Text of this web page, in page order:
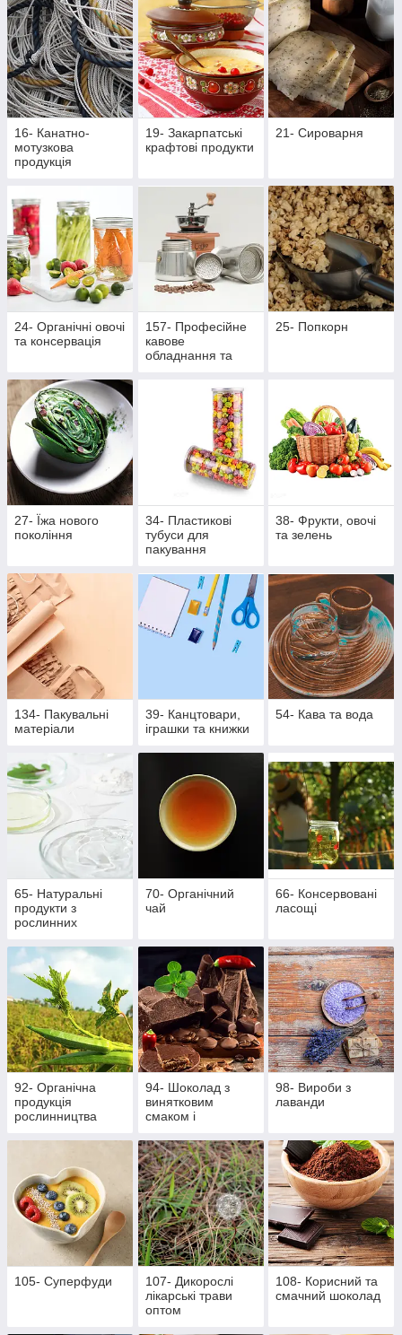
16- Канатно-
мотузкова
продукція
19- Закарпатські
крафтові продукти
21- Сироварня
24- Органічні овочі
та консервація
157- Професійне
кавове
обладнання та
25- Попкорн
27- Їжа нового
покоління
34- Пластикові
тубуси для
пакування
38- Фрукти, овочі
та зелень
134- Пакувальні
матеріали
39- Канцтовари,
іграшки та книжки
54- Кава та вода
65- Натуральні
продукти з
рослинних
70- Органічний
чай
66- Консервовані
ласощі
92- Органічна
продукція
рослинництва
94- Шоколад з
винятковим
смаком і
98- Вироби з
лаванди
105- Суперфуди
107- Дикорослі
лікарські трави
оптом
108- Корисний та
смачний шоколад